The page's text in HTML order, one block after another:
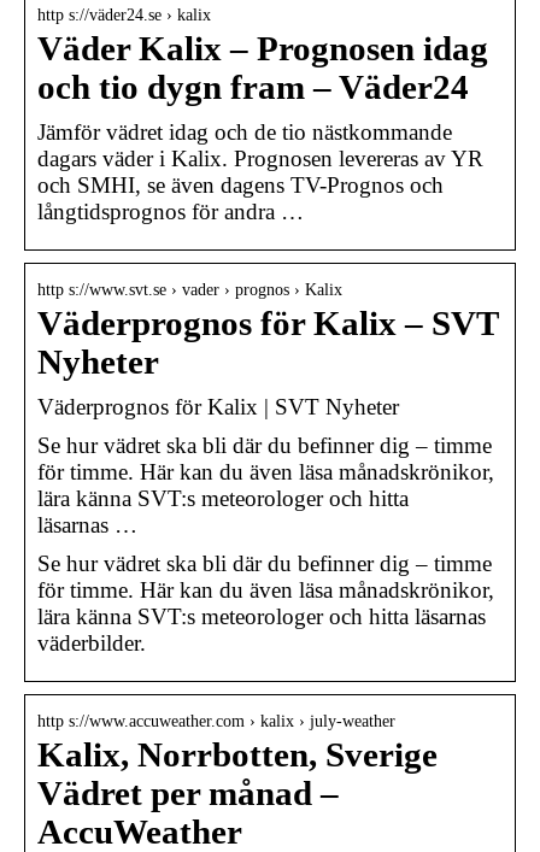
http s://väder24.se › kalix
Väder Kalix – Prognosen idag
och tio dygn fram – Väder24
Jämför vädret idag och de tio nästkommande
dagars väder i Kalix. Prognosen levereras av YR
och SMHI, se även dagens TV-Prognos och
långtidsprognos för andra …
http s://www.svt.se › vader › prognos › Kalix
Väderprognos för Kalix – SVT
Nyheter
Väderprognos för Kalix | SVT Nyheter
Se hur vädret ska bli där du befinner dig – timme
för timme. Här kan du även läsa månadskrönikor,
lära känna SVT:s meteorologer och hitta
läsarnas …
Se hur vädret ska bli där du befinner dig – timme
för timme. Här kan du även läsa månadskrönikor,
lära känna SVT:s meteorologer och hitta läsarnas
väderbilder.
http s://www.accuweather.com › kalix › july-weather
Kalix, Norrbotten, Sverige
Vädret per månad –
AccuWeather